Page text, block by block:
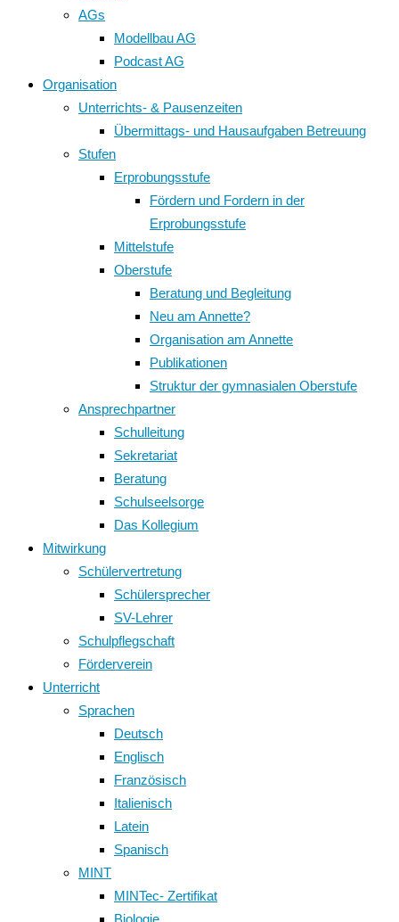
AGs
Modellbau AG
Podcast AG
Organisation
Unterrichts- & Pausenzeiten
Übermittags- und Hausaufgaben Betreuung
Stufen
Erprobungsstufe
Fördern und Fordern in der
Erprobungsstufe
Mittelstufe
Oberstufe
Beratung und Begleitung
Neu am Annette?
Organisation am Annette
Publikationen
Struktur der gymnasialen Oberstufe
Ansprechpartner
Schulleitung
Sekretariat
Beratung
Schulseelsorge
Das Kollegium
Mitwirkung
Schülervertretung
Schülersprecher
SV-Lehrer
Schulpflegschaft
Förderverein
Unterricht
Sprachen
Deutsch
Englisch
Französisch
Italienisch
Latein
Spanisch
MINT
MINTec- Zertifikat
Biologie